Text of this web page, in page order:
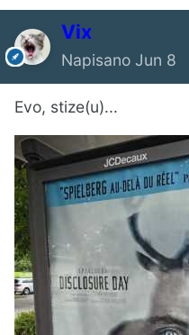
Vix
Napisano Jun 8
Evo, stize(u)...